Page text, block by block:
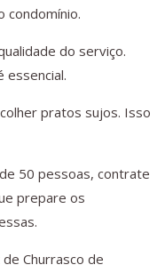
condomínio.
do serviço.
essencial.
pratos sujos. Isso
50 pessoas, contrate
prepare os
Churrasco de